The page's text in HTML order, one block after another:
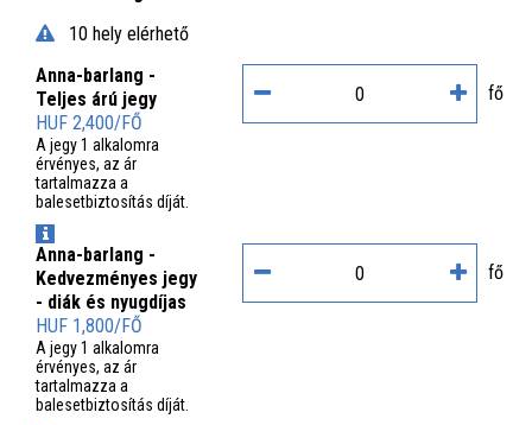
10 hely elérhető
Anna-barlang -
Teljes árú jegy
HUF 2,400/FŐ
A jegy 1 alkalomra
érvényes, az ár
tartalmazza a
balesetbiztosítás díját.
INFO
fő
Anna-barlang -
Kedvezményes jegy
- diák és nyugdíjas
HUF 1,800/FŐ
A jegy 1 alkalomra
érvényes, az ár
tartalmazza a
balesetbiztosítás díját.
fő